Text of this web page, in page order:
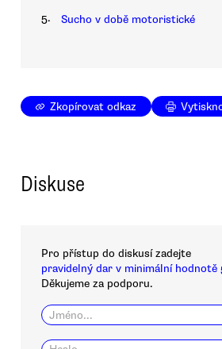
5. Sucho v době motoristické
Zkopírovat odkaz
Diskuse
Pro přístup do diskusí zadejte
pravidelný dar v minimální hodnotě
Děkujeme za podporu.